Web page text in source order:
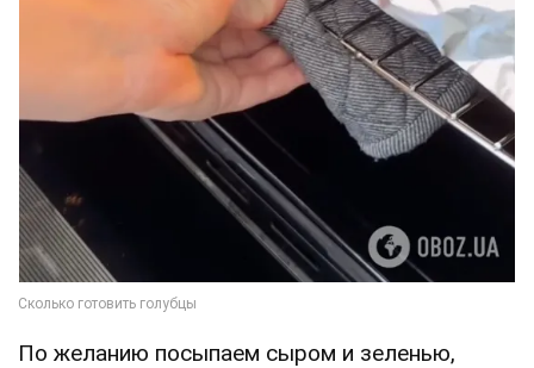
По желанию посыпаем сыром и зеленью,